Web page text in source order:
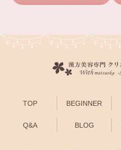
TOP BEGINNER
Q&A BLOG